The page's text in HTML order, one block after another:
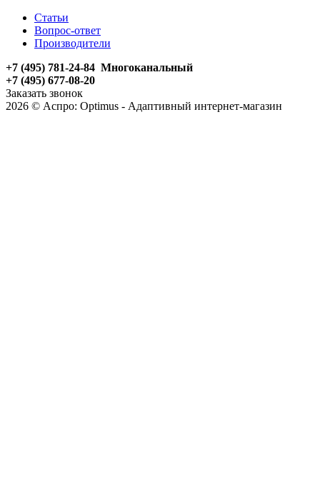
Статьи
Вопрос-ответ
Производители
+7 (495) 781-24-84 Многоканальный
+7 (495) 677-08-20
Заказать звонок
2026 © Аспро: Optimus - Адаптивный интернет-магазин